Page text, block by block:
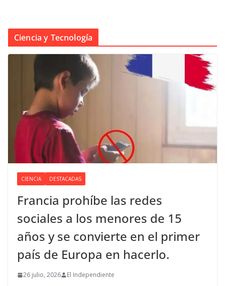
Ciencia y Tecnología
CIENCIA DESTACADAS
Francia prohíbe las redes
sociales a los menores de 15
años y se convierte en el primer
país de Europa en hacerlo.
26 julio, 2026 El Independiente